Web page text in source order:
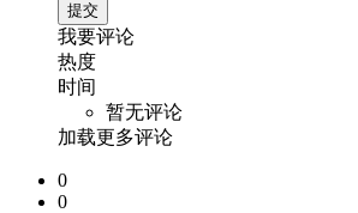
我要评论
热度
时间
暂无评论
加载更多评论
0
0